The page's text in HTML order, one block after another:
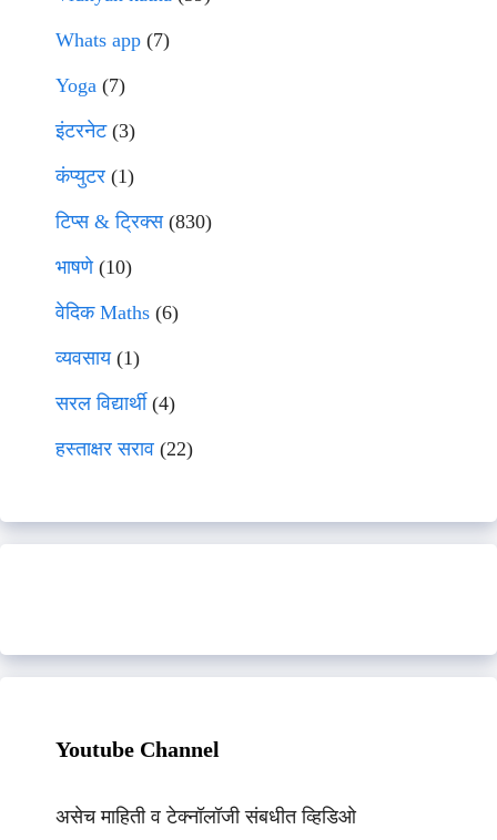
Whats app (7)
Yoga (7)
इंटरनेट(3)
कंप्युटर (1)
टिप्स & ट्रिक्स(830)
भाषणे(10)
वेदिक Maths (6)
व्यवसाय(1)
सरल विद्यार्थी(4)
हस्ताक्षर सराव (22)
Youtube Channel
असेच माहिती व टेक्नॉलॉजी संबधीत व्हिडिओ